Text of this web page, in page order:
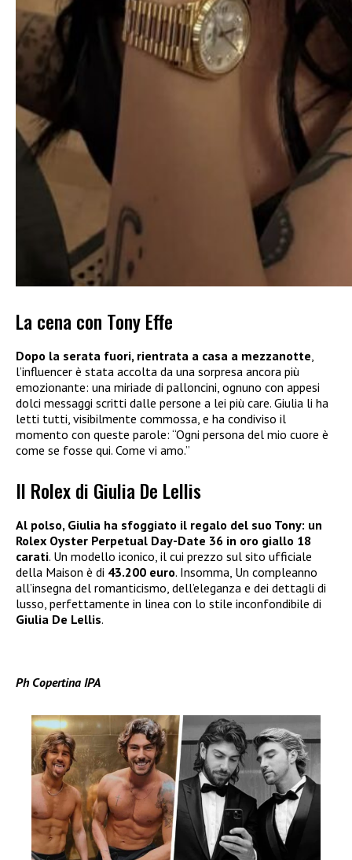
La cena con Tony Effe
Dopo la serata fuori, rientrata a casa a mezzanotte,
l’influencer è stata accolta da una sorpresa ancora più
emozionante: una miriade di palloncini, ognuno con appesi
dolci messaggi scritti dalle persone a lei più care. Giulia li ha
letti tutti, visibilmente commossa, e ha condiviso il
momento con queste parole: “Ogni persona del mio cuore è
come se fosse qui. Come vi amo.”
Il Rolex di Giulia De Lellis
Al polso, Giulia ha sfoggiato il regalo del suo Tony: un
Rolex Oyster Perpetual Day-Date 36 in oro giallo 18
carati. Un modello iconico, il cui prezzo sul sito ufficiale
della Maison è di 43.200 euro. Insomma, Un compleanno
all’insegna del romanticismo, dell’eleganza e dei dettagli di
lusso, perfettamente in linea con lo stile inconfondibile di
Giulia De Lellis.
Ph Copertina IPA